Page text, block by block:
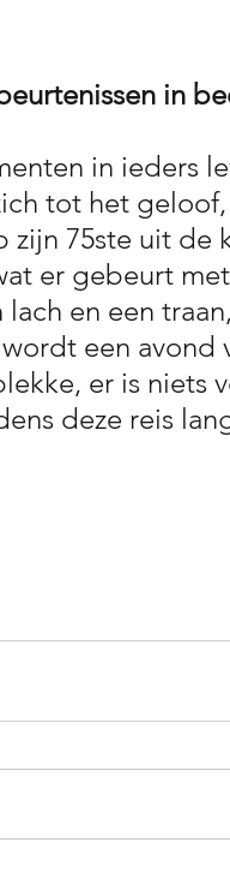
in
in ieders
tot het
75ste uit de
er gebeurt
en een
een avond
er is niets
deze reis